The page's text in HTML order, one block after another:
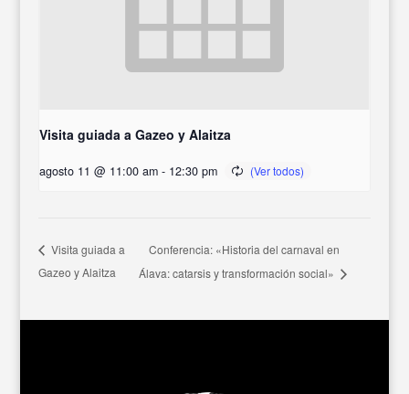
Visita guiada a Gazeo y Alaitza
agosto 11 @ 11:00 am - 12:30 pm
Visita guiada a
Gazeo y Alaitza
Conferencia: «Historia del carnaval en
Álava: catarsis y transformación social»